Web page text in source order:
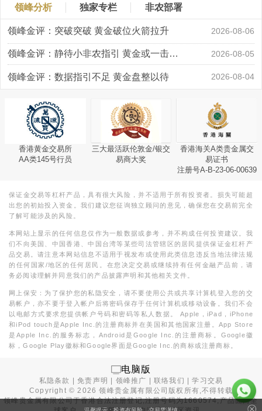
领峰分析 独家专栏 非农部署
领峰金评：突破突破 黄金破位火箭拉升 2026-08-06
领峰金评：静待小非农指引 黄金或一击破局 2026-08-05
领峰金评：数据指引不足 黄金盘整以待 2026-08-04
香港黄金交易所
AA类145号行员
三大最活跃伦敦金/银交
易商大奖
香港海关A类贵金属交
易证书
注册号A-B-23-06-00639
保证金交易等杠杆产品，具有很大风险，并不适用于所有投资者。损失可能超
出您的初始投入资金。我们建议您征询独立顾问的意见，确保您在交易前完全
了解可能涉及的风险。
本网站上显示的任何信息仅作为一般数据或参考，并不构成任何投资建议。我
们不向美国、中国香港、中国台湾等某些司法管辖区的居民提供保证金杠杆产
品交易。请注意本网站信息不适用于视发布或使用此类信息违反当地法律法规
的任何国家/地区的任何居民。在您决定交易或继续持有任何金融产品前，请
务必阅读理解并同意我们的产品披露声明和其他相关文件。
网上保安：为了保护您的私隐安全，请不要使用公共或共享计算机登入您的交
易帐户，亦不要于登入帐户后将密码保存于任何计算机或移动设备。我们不会
以电邮方式要求您提供帐户号码和密码等私人数据。 Apple，iPad，iPhone
和iPod touch是Apple Inc.的注册商标并在美国和其他国家注册。App Store
是Apple Inc.的服务标志，Android是Google Inc.的注册商标。Google徽
标，Google Play徽标和Google界面是Google Inc.的商标或注册商标。
电脑版
私隐条款 |免责声明 领峰推广 |联络我们 |学习交易
Copyright ©2026 领峰贵金属有限公司版权所有,不得转载
领峰贵金属有限公司于香港合法注册登记,注册号码为1660574,产品面向全